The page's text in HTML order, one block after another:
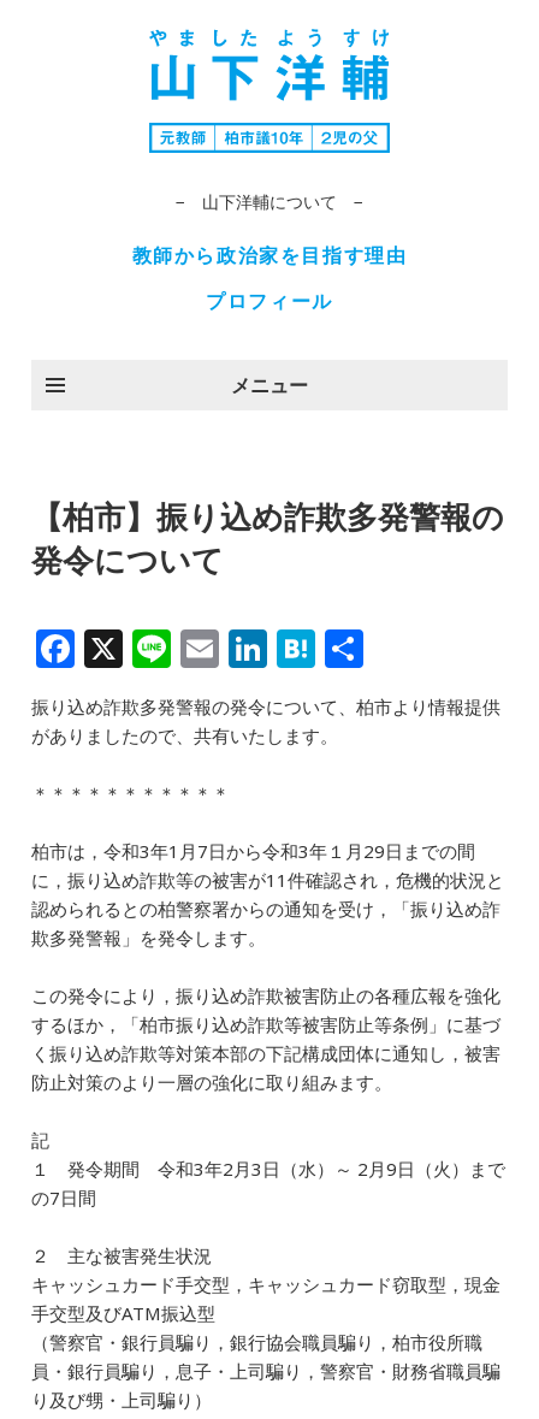
− 山下洋輔について −
教師から政治家を目指す理由
プロフィール
メニュー
【柏市】振り込め詐欺多発警報の
発令について
F
a
c
e
b
o
o
k
X Li
n
e
E
m
ai
Li
k
e
n
H
at
e
有
振り込め詐欺多発警報の発令について、柏市より情報提供
がありましたので、共有いたします。
＊＊＊＊＊＊＊＊＊＊＊
柏市は，令和3年1月7日から令和3年１月29日までの間
に，振り込め詐欺等の被害が11件確認され，危機的状況と
認められるとの柏警察署からの通知を受け，「振り込め詐
欺多発警報」を発令します。
この発令により，振り込め詐欺被害防止の各種広報を強化
するほか，「柏市振り込め詐欺等被害防止等条例」に基づ
く振り込め詐欺等対策本部の下記構成団体に通知し，被害
防止対策のより一層の強化に取り組みます。
記
１ 発令期間 令和3年2月3日（水）～ 2月9日（火）まで
の7日間
２ 主な被害発生状況
キャッシュカード手交型，キャッシュカード窃取型，現金
手交型及びATM振込型
（警察官・銀行員騙り，銀行協会職員騙り，柏市役所職
員・銀行員騙り，息子・上司騙り，警察官・財務省職員騙
り及び甥・上司騙り）